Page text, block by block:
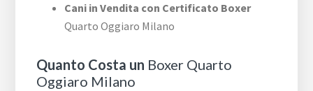
Cani in Vendita con Certificato Boxer
Quarto Oggiaro Milano
Quanto Costa un Boxer Quarto
Oggiaro Milano